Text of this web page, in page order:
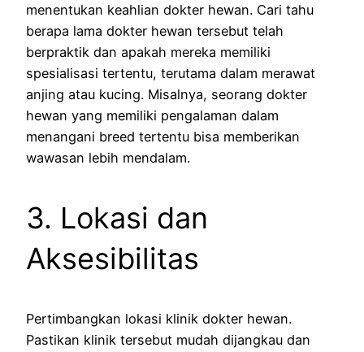
menentukan keahlian dokter hewan. Cari tahu
berapa lama dokter hewan tersebut telah
berpraktik dan apakah mereka memiliki
spesialisasi tertentu, terutama dalam merawat
anjing atau kucing. Misalnya, seorang dokter
hewan yang memiliki pengalaman dalam
menangani breed tertentu bisa memberikan
wawasan lebih mendalam.
3. Lokasi dan
Aksesibilitas
Pertimbangkan lokasi klinik dokter hewan.
Pastikan klinik tersebut mudah dijangkau dan